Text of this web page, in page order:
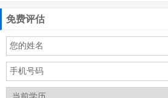
免费评估